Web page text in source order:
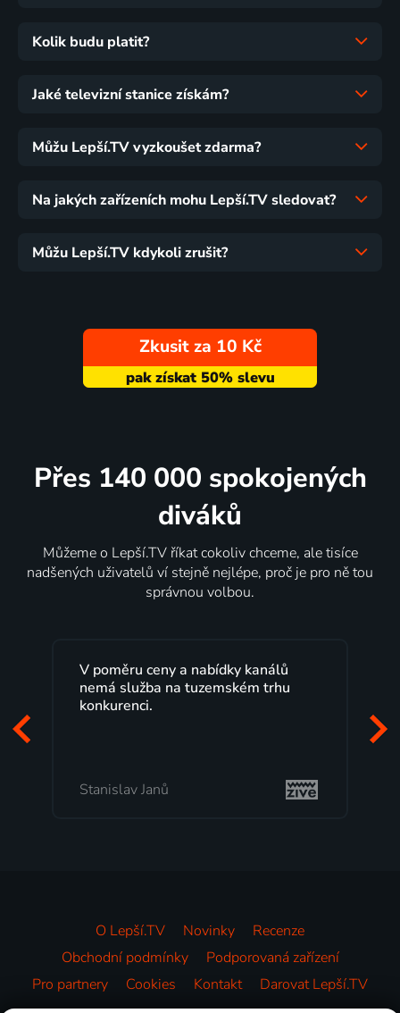
Kolik budu platit?
Jaké televizní stanice získám?
Můžu Lepší.TV vyzkoušet zdarma?
Na jakých zařízeních mohu Lepší.TV sledovat?
Můžu Lepší.TV kdykoli zrušit?
Zkusit za 10 Kč
Přes 140 000 spokojených
diváků
Můžeme o Lepší.TV říkat cokoliv chceme, ale tisíce
nadšených uživatelů ví stejně nejlépe, proč je pro ně tou
správnou volbou.
V poměru ceny a nabídky kanálů
nemá služba na tuzemském trhu
konkurenci.
Stanislav Janů
O Lepší.TV Novinky
Recenze
Obchodní podmínky
Podporovaná zařízení
Pro partnery
Cookies Kontakt Darovat Lepší.TV